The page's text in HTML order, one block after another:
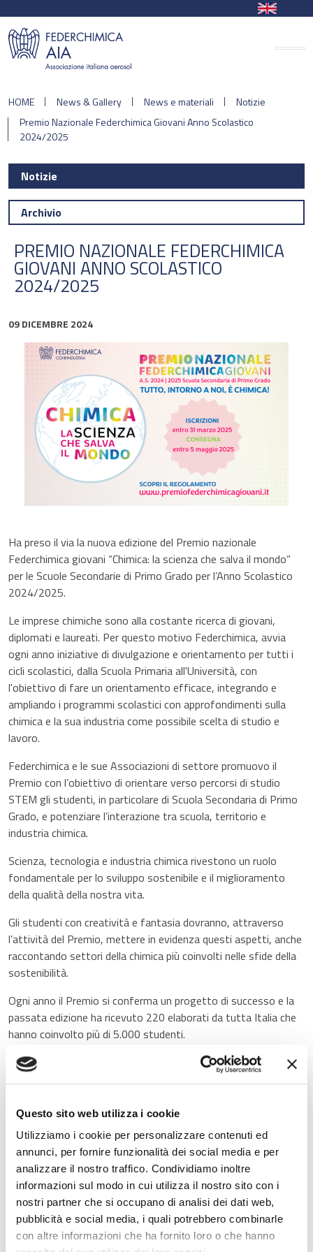
Questo sito web utilizza i cookie
Utilizziamo i cookie per personalizzare contenuti ed
annunci, per fornire funzionalità dei social media e per
analizzare il nostro traffico. Condividiamo inoltre
informazioni sul modo in cui utilizza il nostro sito con i
nostri partner che si occupano di analisi dei dati web,
pubblicità e social media, i quali potrebbero combinarle
con altre informazioni che ha fornito loro o che hanno
HOME News & Gallery News e materiali
Notizie
Premio Nazionale Federchimica Giovani Anno Scolastico
2024/2025
Notizie
Archivio
PREMIO NAZIONALE FEDERCHIMICA
GIOVANI ANNO SCOLASTICO
2024/2025
09 DICEMBRE 2024
Ha preso il via la nuova edizione del Premio nazionale
Federchimica giovani “Chimica: la scienza che salva il mondo”
per le Scuole Secondarie di Primo Grado per l’Anno Scolastico
2024/2025.
Le imprese chimiche sono alla costante ricerca di giovani,
diplomati e laureati. Per questo motivo Federchimica, avvia
ogni anno iniziative di divulgazione e orientamento per tutti i
cicli scolastici, dalla Scuola Primaria all'Università, con
l'obiettivo di fare un orientamento efficace, integrando e
ampliando i programmi scolastici con approfondimenti sulla
chimica e la sua industria come possibile scelta di studio e
lavoro.
Federchimica e le sue Associazioni di settore promuovo il
Premio con l’obiettivo di orientare verso percorsi di studio
STEM gli studenti, in particolare di Scuola Secondaria di Primo
Grado, e potenziare l’interazione tra scuola, territorio e
industria chimica.
Scienza, tecnologia e industria chimica rivestono un ruolo
fondamentale per lo sviluppo sostenibile e il miglioramento
della qualità della nostra vita.
Gli studenti con creatività e fantasia dovranno, attraverso
l’attività del Premio, mettere in evidenza questi aspetti, anche
raccontando settori della chimica più coinvolti nelle sfide della
sostenibilità.
Ogni anno il Premio si conferma un progetto di successo e la
passata edizione ha ricevuto 220 elaborati da tutta Italia che
hanno coinvolto più di 5.000 studenti.
I premi consistono in un tablet per il vincitore singolo e in
2.000 euro di materiali e servizi alla didattica per la scuola che
Da quest’anno è stato istituito anche un “Premio Speciale
Docente”, destinato ad un docente che si sia distinto per i
traguardi educativi raggiunti nell’insegnamento della chimica e
per la metodologia didattica utilizzata. Il docente vincitore
riceverà un buono per l’acquisto di libri del valore di 100 euro.
DESTINATARI E PROGETTI
Il Premio è aperto a studentesse e studenti delle Scuole